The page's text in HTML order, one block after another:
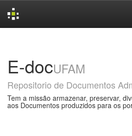
E-docUFAM
Repositorio de Documentos
Tem a missão armazenar, preservar,
aos Documentos produzidos para os